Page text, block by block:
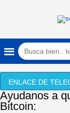
ENLACE DE
Ayudanos a
Bitcoin: